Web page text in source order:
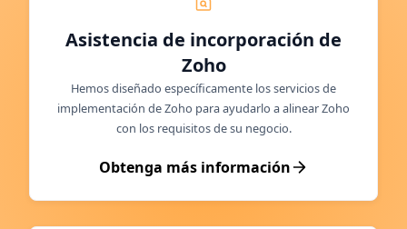
Asistencia de incorporación de
Zoho
Hemos diseñado específicamente los servicios de
implementación de Zoho para ayudarlo a alinear Zoho
con los requisitos de su negocio.
Obtenga más información